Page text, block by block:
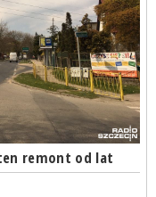
remont od lat